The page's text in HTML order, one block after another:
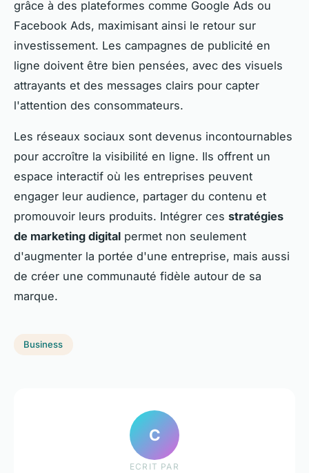
grâce à des plateformes comme Google Ads ou
Facebook Ads, maximisant ainsi le retour sur
investissement. Les campagnes de publicité en
ligne doivent être bien pensées, avec des visuels
attrayants et des messages clairs pour capter
l'attention des consommateurs.
Les réseaux sociaux sont devenus incontournables
pour accroître la visibilité en ligne. Ils offrent un
espace interactif où les entreprises peuvent
engager leur audience, partager du contenu et
promouvoir leurs produits. Intégrer ces stratégies
de marketing digital permet non seulement
d'augmenter la portée d'une entreprise, mais aussi
de créer une communauté fidèle autour de sa
marque.
Business
C
ECRIT PAR